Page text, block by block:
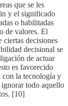
que se les
y el significado
o habilitadas
de valores. El
ciertas decisiones
decisional se
de actuar
es favorecido
con la tecnología y
todo aquello
[10]